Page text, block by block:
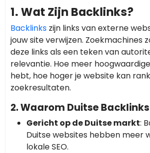
1. Wat Zijn Backlinks?
Backlinks zijn links van externe
jouw site verwijzen. Zoekmachines
deze links als een teken van
relevantie. Hoe meer
hebt, hoe hoger je website kan
zoekresultaten.
2. Waarom Duitse
Gericht op de Duitse markt:
Duitse websites hebben meer
lokale SEO.